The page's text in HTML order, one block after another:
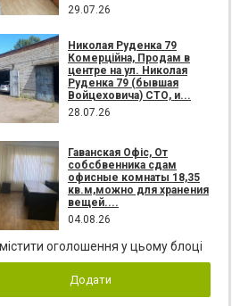
29.07.26
Николая Руденка 79
Комерційна, Продам в
центре на ул. Николая
Руденка 79 (бывшая
Войцеховича) СТО, и...
28.07.26
Гаванская Офіс, От
собсбвенника сдам
офисные комнаты 18,35
кв.м,можно для хранения
вещей....
04.08.26
оголошення у цьому блоці
Додати